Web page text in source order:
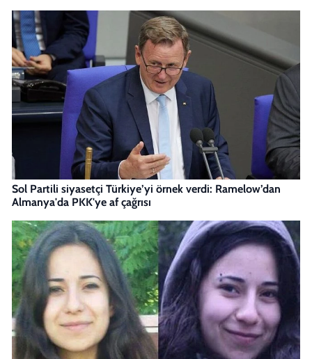
Sol Partili siyasetçi Türkiye’yi örnek verdi: Ramelow’dan
Almanya'da PKK'ye af çağrısı